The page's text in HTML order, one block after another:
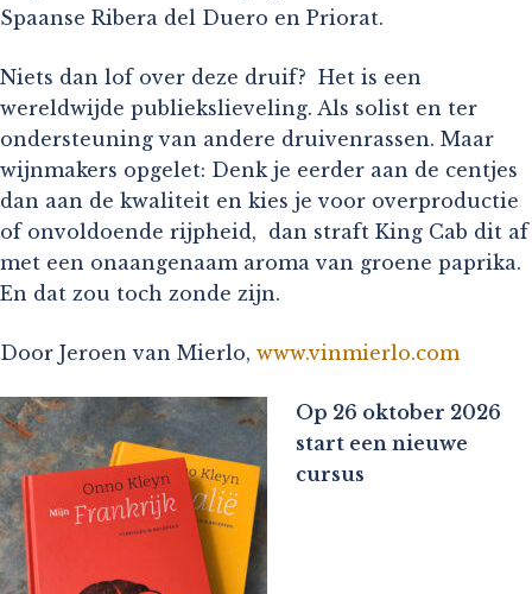
Spaanse Ribera del Duero en Priorat.
Niets dan lof over deze druif? Het is een
wereldwijde publiekslieveling. Als solist en ter
ondersteuning van andere druivenrassen. Maar
wijnmakers opgelet: Denk je eerder aan de centjes
dan aan de kwaliteit en kies je voor overproductie
of onvoldoende rijpheid, dan straft King Cab dit af
met een onaangenaam aroma van groene paprika.
En dat zou toch zonde zijn.
Door Jeroen van Mierlo, www.vinmierlo.com
Op 26 oktober 2026
start een nieuwe
cursus